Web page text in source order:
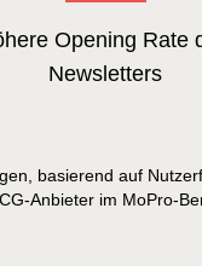
Opening Rate
Newsletters
basierend auf
Anbieter im MoPro-